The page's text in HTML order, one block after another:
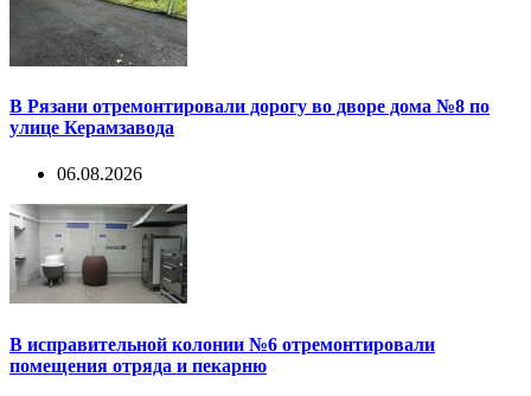
В Рязани отремонтировали дорогу во дворе дома №8 по
улице Керамзавода
06.08.2026
В исправительной колонии №6 отремонтировали
помещения отряда и пекарню